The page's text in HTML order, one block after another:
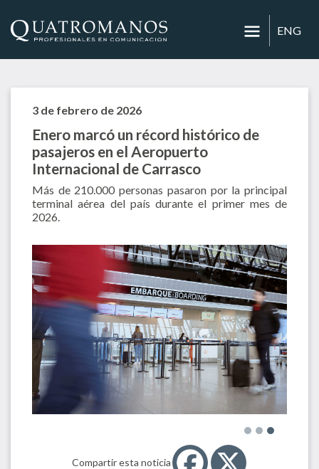
ENG
3 de febrero de 2026
Enero marcó un récord histórico de
pasajeros en el Aeropuerto
Internacional de Carrasco
Más de 210.000 personas pasaron por la principal
terminal aérea del país durante el primer mes de
2026.
Compartir esta noticia